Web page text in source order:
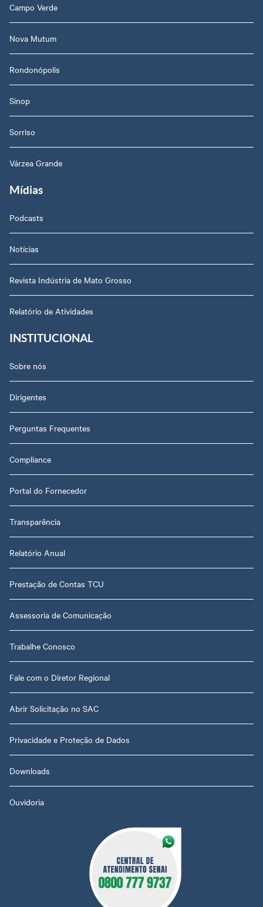
Campo Verde
Nova Mutum
Rondonópolis
Sinop
Sorriso
Várzea Grande
Mídias
Podcasts
Notícias
Revista Indústria de Mato Grosso
Relatório de Atividades
INSTITUCIONAL
Sobre nós
Dirigentes
Perguntas Frequentes
Compliance
Portal do Fornecedor
Transparência
Relatório Anual
Prestação de Contas TCU
Assessoria de Comunicação
Trabalhe Conosco
Fale com o Diretor Regional
Abrir Solicitação no SAC
Privacidade e Proteção de Dados
Downloads
Ouvidoria